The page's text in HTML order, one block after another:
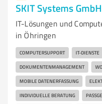
SKIT Systems GmbH
IT-Lösungen und
in Öhringen
COMPUTERSUPPORT IT-DIENSTE
DOKUMENTENMANAGEMENT
MOBILE DATENERFASSUNG
INDIVIDUELLE BERATUNG